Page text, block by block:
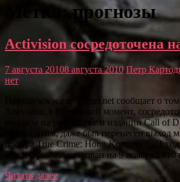
Метка: прогнозы
Activision сосредоточена
7 августа 20108 августа 2010 Петр
нет
Портал www.eurogamer.net сообщает о
Activision, в настоящий момент,
ресурсы на разработке и издании Call of
связи с этим, даже был перенесен выход
шутера True Crime: Hong Kong на 2011
Black Ops запланирован на 9 ноября
Читать далее